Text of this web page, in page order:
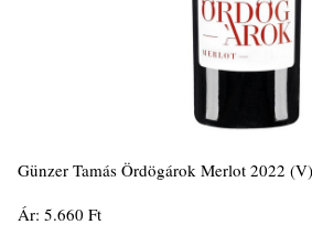
Günzer Tamás Ördögárok Merlot 2022
Ár: 5.660 Ft